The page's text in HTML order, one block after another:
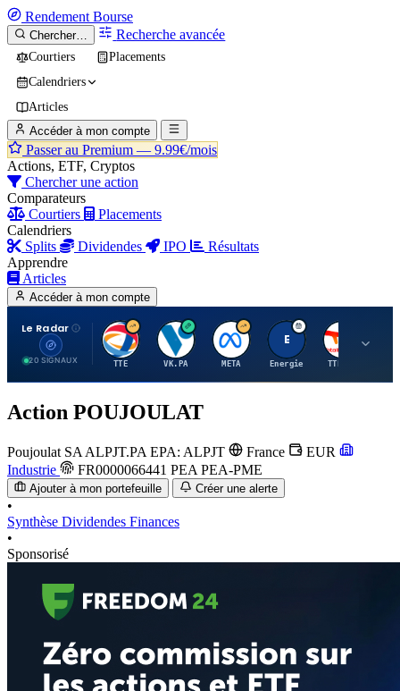
Rendement Bourse
Chercher… Recherche avancée
Courtiers
Placements
Calendriers
Articles
Accéder à mon compte
Passer au Premium — 9.99€/mois
Actions, ETF, Cryptos
Chercher une action
Comparateurs
Courtiers
Placements
Calendriers
Splits
Dividendes IPO
Résultats
Apprendre
Articles
Accéder à mon compte
Le Radar
20 SIGNAUX
T
TTE
V
VK.PA
M
META
E
Energie
T
TTE.PA
Action POUJOULAT
Poujoulat SA ALPJT.PA EPA: ALPJT France
EUR
Industrie
FR0000066441 PEA PEA-PME
Ajouter à mon portefeuille Créer une alerte
•
Synthèse Dividendes Finances
•
Sponsorisé